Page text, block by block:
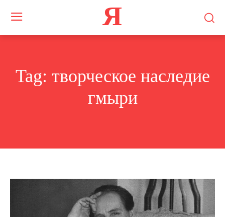
Я
Tag: творческое наследие
гмыри